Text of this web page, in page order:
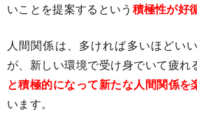
いことを提案するという 積極性が好
人間関係は、多ければ多いほどい
が、新しい環境で受け身でいて疲れ
と積極的になって新たな人間関係を
います。